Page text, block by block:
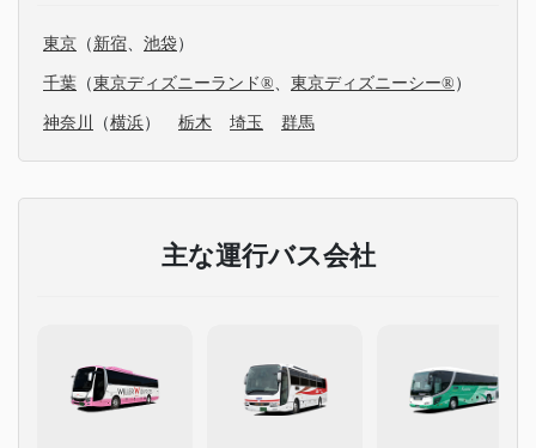
東京 （ 新宿、 池袋）
千葉 （東京ディズニーランド®、 東京ディズニーシー® ）
神奈川 （横浜） 栃木 埼玉 群馬
主な運行バス会社